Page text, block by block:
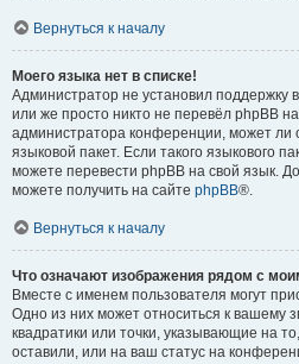
Вернуться к началу
Моего языка нет в списке!
Администратор не установил поддержку
или же просто никто не перевёл phpBB
администратора конференции, может ли
языковой пакет. Если такого языкового
можете перевести phpBB на свой язык.
можете получить на сайте phpBB®.
Вернуться к началу
Что означают изображения рядом с
Вместе с именем пользователя могут
Одно из них может относиться к вашему
квадратики или точки, указывающие на
оставили, или на ваш статус на